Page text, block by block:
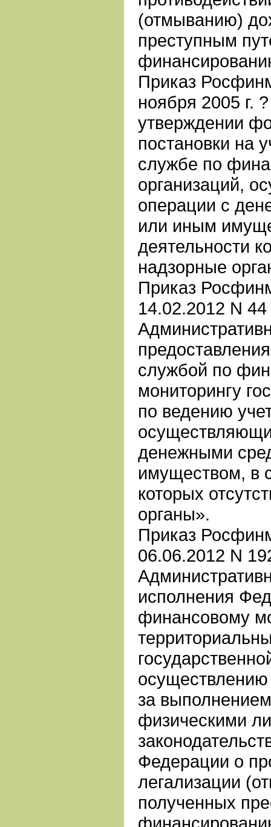
(отмыванию)
преступным
Приказ
ноября 2005 г.
утверждении
постановки на
службе по
организаций,
операции с
или иным
деятельности
надзорные
Приказ
14.02.2012 N
службой по
мониторингу
по ведению
денежными
имуществом, в
которых
органы».
Приказ
06.06.2012 N
исполнения
финансовому
осуществлению
за
физическими
Федерации о
легализации
полученных